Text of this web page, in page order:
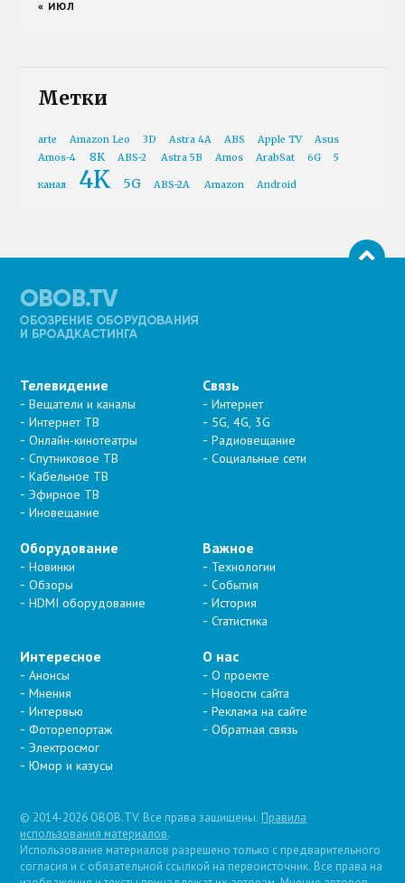
« ИЮЛ
Метки
arte Amazon Leo 3D Astra 4A ABS Apple TV
Asus
Amos-4
8K ABS-2 Astra 5B Amos ArabSat 6G 5
канал 4K 5G ABS-2A Amazon Android
Телевидение
Вещатели и каналы
Интернет ТВ
Онлайн-кинотеатры
Спутниковое ТВ
Кабельное ТВ
Эфирное ТВ
Иновещание
Связь
Интернет
5G, 4G, 3G
Радиовещание
Социальные сети
Оборудование
Новинки
Обзоры
HDMI оборудование
Важное
Технологии
События
История
Статистика
Интересное
Анонсы
Мнения
Интервью
Фоторепортаж
Электросмог
Юмор и казусы
О нас
О проекте
Новости сайта
Реклама на сайте
Обратная связь
© 2014-2026 OBOB.TV. Все права защищены. Правила
использования материалов.
Использование материалов разрешено только с предварительного
согласия и с обязательной ссылкой на первоисточник. Все права на